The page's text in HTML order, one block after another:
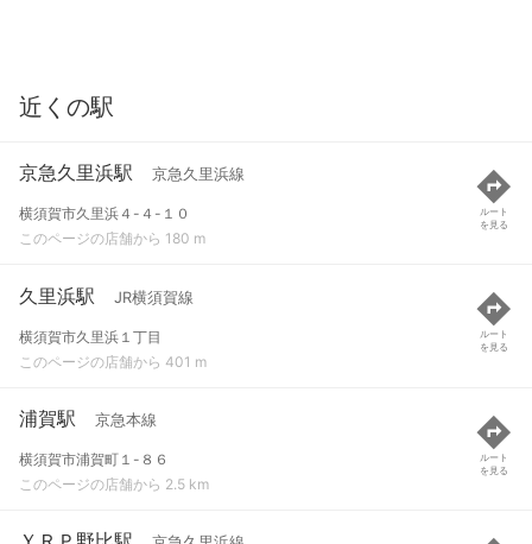
近くの駅
京急久里浜駅 京急久里浜線
横須賀市久里浜４-４-１０
このページの店舗から 180 m
ルート
を見る
久里浜駅 JR横須賀線
横須賀市久里浜１丁目
このページの店舗から 401 m
ルート
を見る
浦賀駅 京急本線
横須賀市浦賀町１-８６
このページの店舗から 2.5 km
ルート
を見る